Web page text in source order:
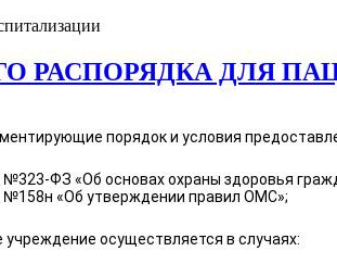
РАСПОРЯДКА ДЛЯ
порядок и условия
№323-ФЗ «Об основах охраны здоровья
№158н «Об утверждении правил ОМС»;
осуществляется в случаях: